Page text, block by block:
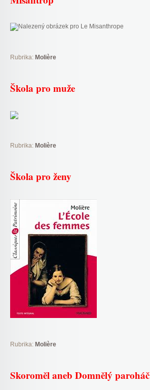
Rubrika: Molière
Škola pro muže
Rubrika: Molière
Škola pro ženy
Rubrika: Molière
Skoroměl aneb Domnělý paroháč